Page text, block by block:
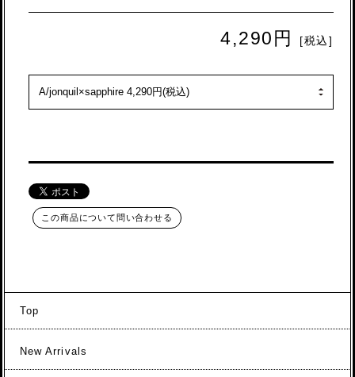
4,290円 [税込]
この商品について問い合わせる
Top
New Arrivals